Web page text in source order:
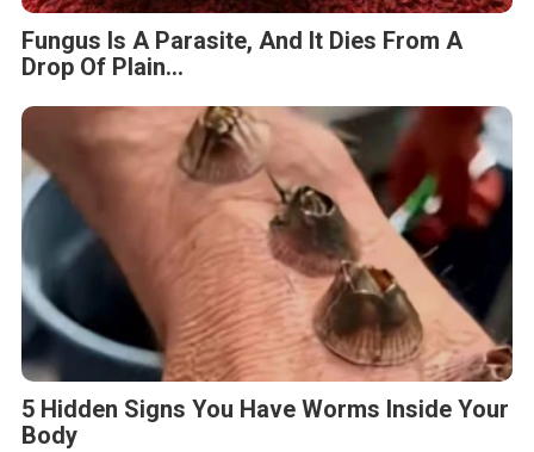
Fungus Is A Parasite, And It Dies From A
Drop Of Plain...
5 Hidden Signs You Have Worms Inside Your
Body